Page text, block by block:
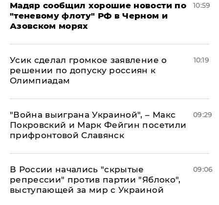
Мадяр сообщил хорошие новости по
"теневому флоту" РФ в Черном и
Азовском морях
10:59
Усик сделал громкое заявление о
решении по допуску россиян к
Олимпиадам
10:19
"Война выиграна Украиной", – Макс
Покровский и Марк Фейгин посетили
прифронтовой Славянск
09:29
В России начались "скрытые
репрессии" против партии "Яблоко",
выступающей за мир с Украиной
09:06